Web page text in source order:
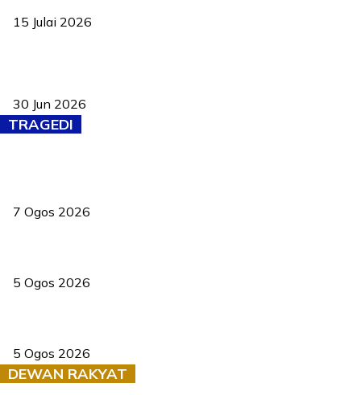
15 Julai 2026
30 Jun 2026
TRAGEDI
7 Ogos 2026
5 Ogos 2026
5 Ogos 2026
DEWAN RAKYAT